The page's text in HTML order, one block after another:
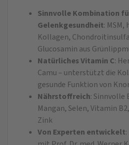
Sinnvolle Kombination
Gelenkgesundheit:
Kollagen,
Glucosamin aus
Natürliches Vitamin C:
Camu – unterstützt die
gesunde Funktion von
Nährstoffreich: Sinnvolle
Mangan, Selen, Vitamin
Zink
Von Experten entwickelt